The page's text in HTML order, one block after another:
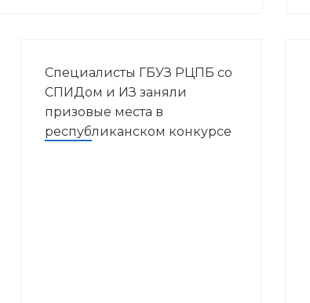
Специалисты ГБУЗ РЦПБ со
СПИДом и ИЗ заняли
призовые места в
республиканском конкурсе